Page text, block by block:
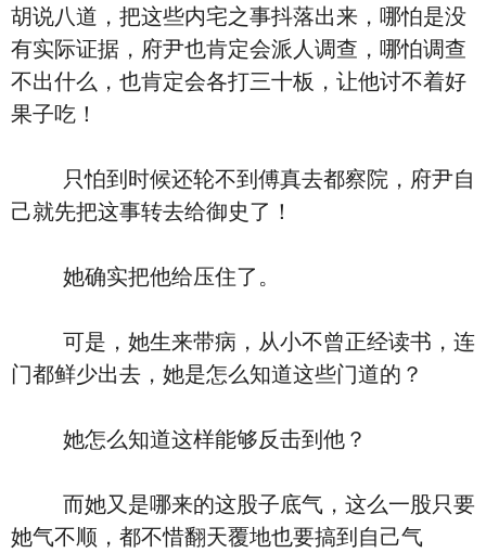
胡说八道，把这些内宅之事抖落出来，哪怕是没
有实际证据，府尹也肯定会派人调查，哪怕调查
不出什么，也肯定会各打三十板，让他讨不着好
果子吃！
只怕到时候还轮不到傅真去都察院，府尹自
己就先把这事转去给御史了！
她确实把他给压住了。
可是，她生来带病，从小不曾正经读书，连
门都鲜少出去，她是怎么知道这些门道的？
她怎么知道这样能够反击到他？
而她又是哪来的这股子底气，这么一股只要
她气不顺，都不惜翻天覆地也要搞到自己气